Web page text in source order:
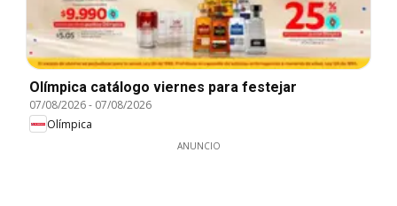
Olímpica catálogo viernes para festejar
07/08/2026- 07/08/2026
Olímpica
ANUNCIO